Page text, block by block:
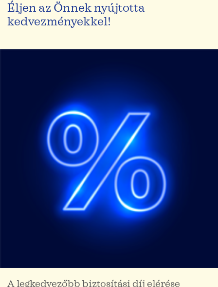
Éljen az Önnek nyújtotta
kedvezményekkel!
A legkedvezőbb biztosítási díj elérése